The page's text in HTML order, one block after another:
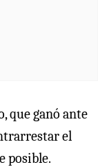
que ganó ante
el
posible.